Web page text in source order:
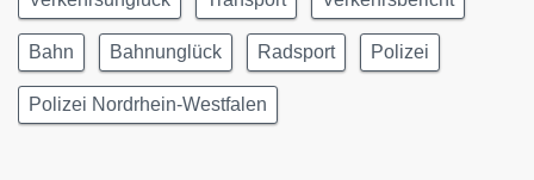
Bahn Bahnunglück Radsport Polizei
Polizei Nordrhein-Westfalen